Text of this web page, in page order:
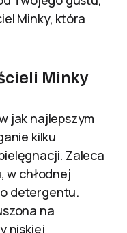
Minky, która
Minky
jak najlepszym
kilku
Zaleca
w chłodnej
detergentu.
na
niskiej